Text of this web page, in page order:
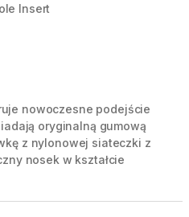
Insert
nowoczesne podejście
oryginalną gumową
z nylonowej siateczki z
nosek w kształcie